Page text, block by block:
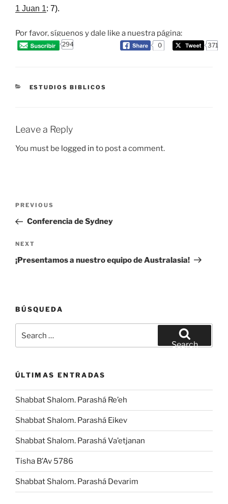
1 Juan 1: 7).
Por favor, síguenos y dale like a nuestra página:
294 0 371
CATEGORIES
ESTUDIOS BIBLICOS
Leave a Reply
You must be logged in to post a comment.
Previous
Post
PREVIOUS
Conferencia de Sydney
Next
Post
NEXT
¡Presentamos a nuestro equipo de Australasia!
BÚSQUEDA
Search
ÚLTIMAS ENTRADAS
Shabbat Shalom. Parashá Re’eh
Shabbat Shalom. Parashá Eikev
Shabbat Shalom. Parashá Va’etjanan
Tisha B’Av 5786
Shabbat Shalom. Parashá Devarim